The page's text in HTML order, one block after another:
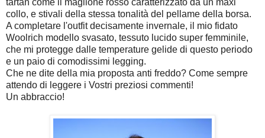
collo, e stivali della stessa tonalità del pellame della borsa.
A completare l'outfit decisamente invernale, il mio fidato
Woolrich modello svasato, tessuto lucido super femminile,
che mi protegge dalle temperature gelide di questo periodo
e un paio di comodissimi legging.
Che ne dite della mia proposta anti freddo? Come sempre
attendo di leggere i Vostri preziosi commenti!
Un abbraccio!